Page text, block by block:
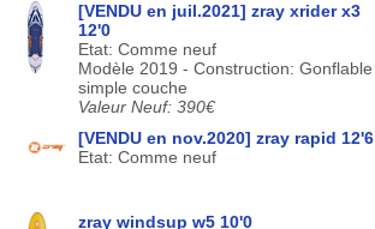
[VENDU en juil.2021] zray xrider x3
12'0
Etat: Comme neuf
Modèle 2019 - Construction: Gonflable
simple couche
Valeur Neuf: 390€
[VENDU en nov.2020] zray rapid 12'6
Etat: Comme neuf
zray windsup w5 10'0